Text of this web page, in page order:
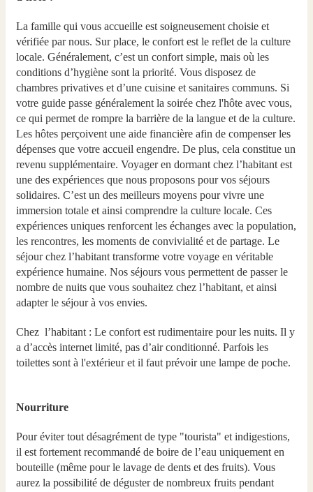
La famille qui vous accueille est soigneusement choisie et
vérifiée par nous. Sur place, le confort est le reflet de la culture
locale. Généralement, c’est un confort simple, mais où les
conditions d’hygiène sont la priorité. Vous disposez de
chambres privatives et d’une cuisine et sanitaires communs. Si
votre guide passe généralement la soirée chez l'hôte avec vous,
ce qui permet de rompre la barrière de la langue et de la culture.
Les hôtes perçoivent une aide financière afin de compenser les
dépenses que votre accueil engendre. De plus, cela constitue un
revenu supplémentaire. Voyager en dormant chez l’habitant est
une des expériences que nous proposons pour vos séjours
solidaires. C’est un des meilleurs moyens pour vivre une
immersion totale et ainsi comprendre la culture locale. Ces
expériences uniques renforcent les échanges avec la population,
les rencontres, les moments de convivialité et de partage. Le
séjour chez l’habitant transforme votre voyage en véritable
expérience humaine. Nos séjours vous permettent de passer le
nombre de nuits que vous souhaitez chez l’habitant, et ainsi
adapter le séjour à vos envies.
Chez l’habitant : Le confort est rudimentaire pour les nuits. Il y
a d’accès internet limité, pas d’air conditionné. Parfois les
toilettes sont à l'extérieur et il faut prévoir une lampe de poche.
Nourriture
Pour éviter tout désagrément de type "tourista" et indigestions,
il est fortement recommandé de boire de l’eau uniquement en
bouteille (même pour le lavage de dents et des fruits). Vous
aurez la possibilité de déguster de nombreux fruits pendant